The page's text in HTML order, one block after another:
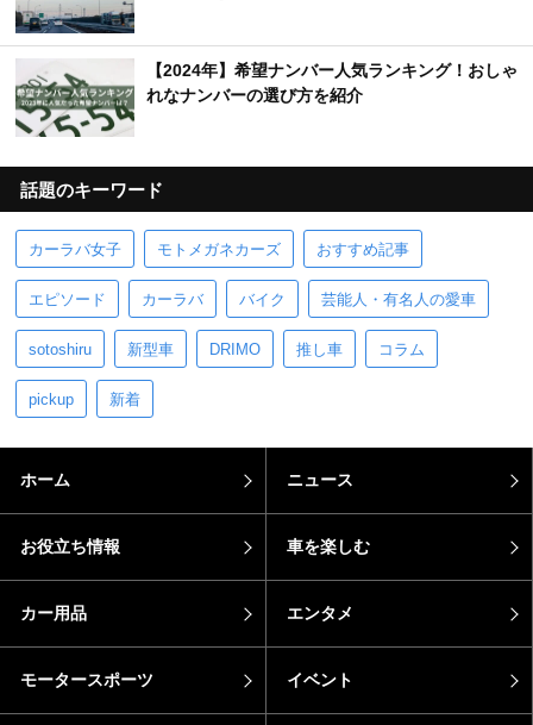
【2024年】希望ナンバー人気ランキング！おしゃ
れなナンバーの選び方を紹介
話題のキーワード
カーラバ女子 モトメガネカーズ おすすめ記事
エピソード カーラバ バイク 芸能人・有名人の愛車
sotoshiru 新型車 DRIMO 推し車 コラム
pickup 新着
ホーム ニュース
お役立ち情報 車を楽しむ
カー用品 エンタメ
モータースポーツ イベント